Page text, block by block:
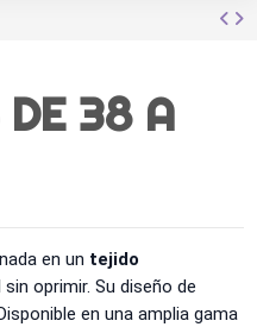
DE 38 A
en un tejido
oprimir. Su diseño de
en una amplia gama